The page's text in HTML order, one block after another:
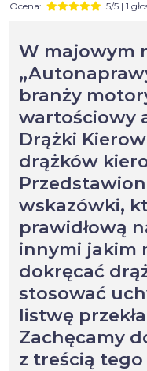
Ocena: 5/5 | 1
W majowym
branży
wartościowy
Drążki
drążków
wskazówki,
prawidłową
innymi jakim
dokręcać
stosować
listwę
Zachęcamy
z treścią tego